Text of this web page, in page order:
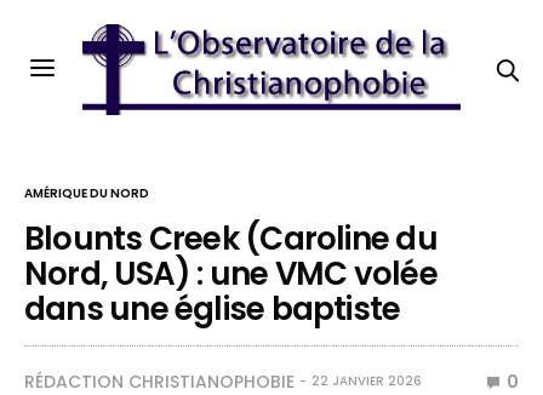
AMÉRIQUE DU NORD
Blounts Creek (Caroline du
Nord, USA) : une VMC volée
dans une église baptiste
RÉDACTION CHRISTIANOPHOBIE 22 JANVIER 2026 0